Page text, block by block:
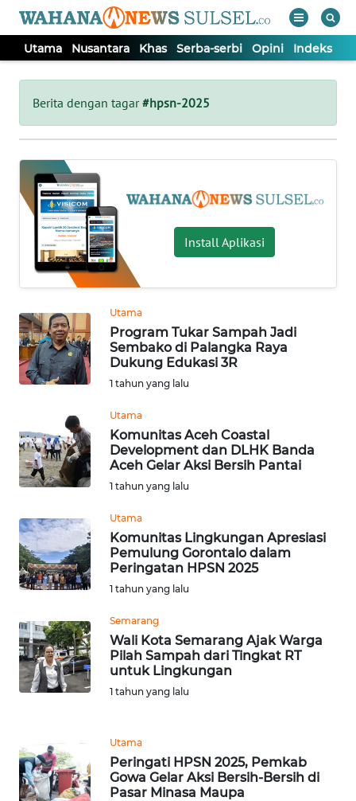
Utama Nusantara Khas Serba-serbi Opini Indeks
Berita dengan tagar#hpsn-2025
Install Aplikasi
Utama
Program Tukar Sampah Jadi
Sembako di Palangka Raya
Dukung Edukasi 3R
1 tahun yang lalu
Utama
Komunitas Aceh Coastal
Development dan DLHK Banda
Aceh Gelar Aksi Bersih Pantai
1 tahun yang lalu
Utama
Komunitas Lingkungan Apresiasi
Pemulung Gorontalo dalam
Peringatan HPSN 2025
1 tahun yang lalu
Semarang
Wali Kota Semarang Ajak Warga
Pilah Sampah dari Tingkat RT
untuk Lingkungan
1 tahun yang lalu
Utama
Peringati HPSN 2025, Pemkab
Gowa Gelar Aksi Bersih-Bersih di
Pasar Minasa Maupa
Tutup
UTAMA
NUSANTARA
KHAS
SERBA-
SERBI
OPINI
Informasi
BERITA
KONTAK
KAMI
INFO
IKLAN
TENTANG
PEDOMAN
MEDIA
SIBER
KARIR